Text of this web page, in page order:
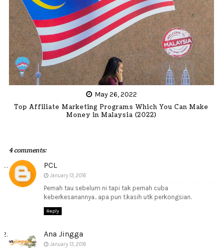
May 26, 2022
Top Affiliate Marketing Programs Which You Can Make
Money in Malaysia (2022)
4 comments:
PCL
January 13, 2016
Pernah tau sebelum ni tapi tak pernah cuba
keberkesanannya.. apa pun t.kasih utk perkongsian.
Reply
Ana Jingga
January 13, 2016